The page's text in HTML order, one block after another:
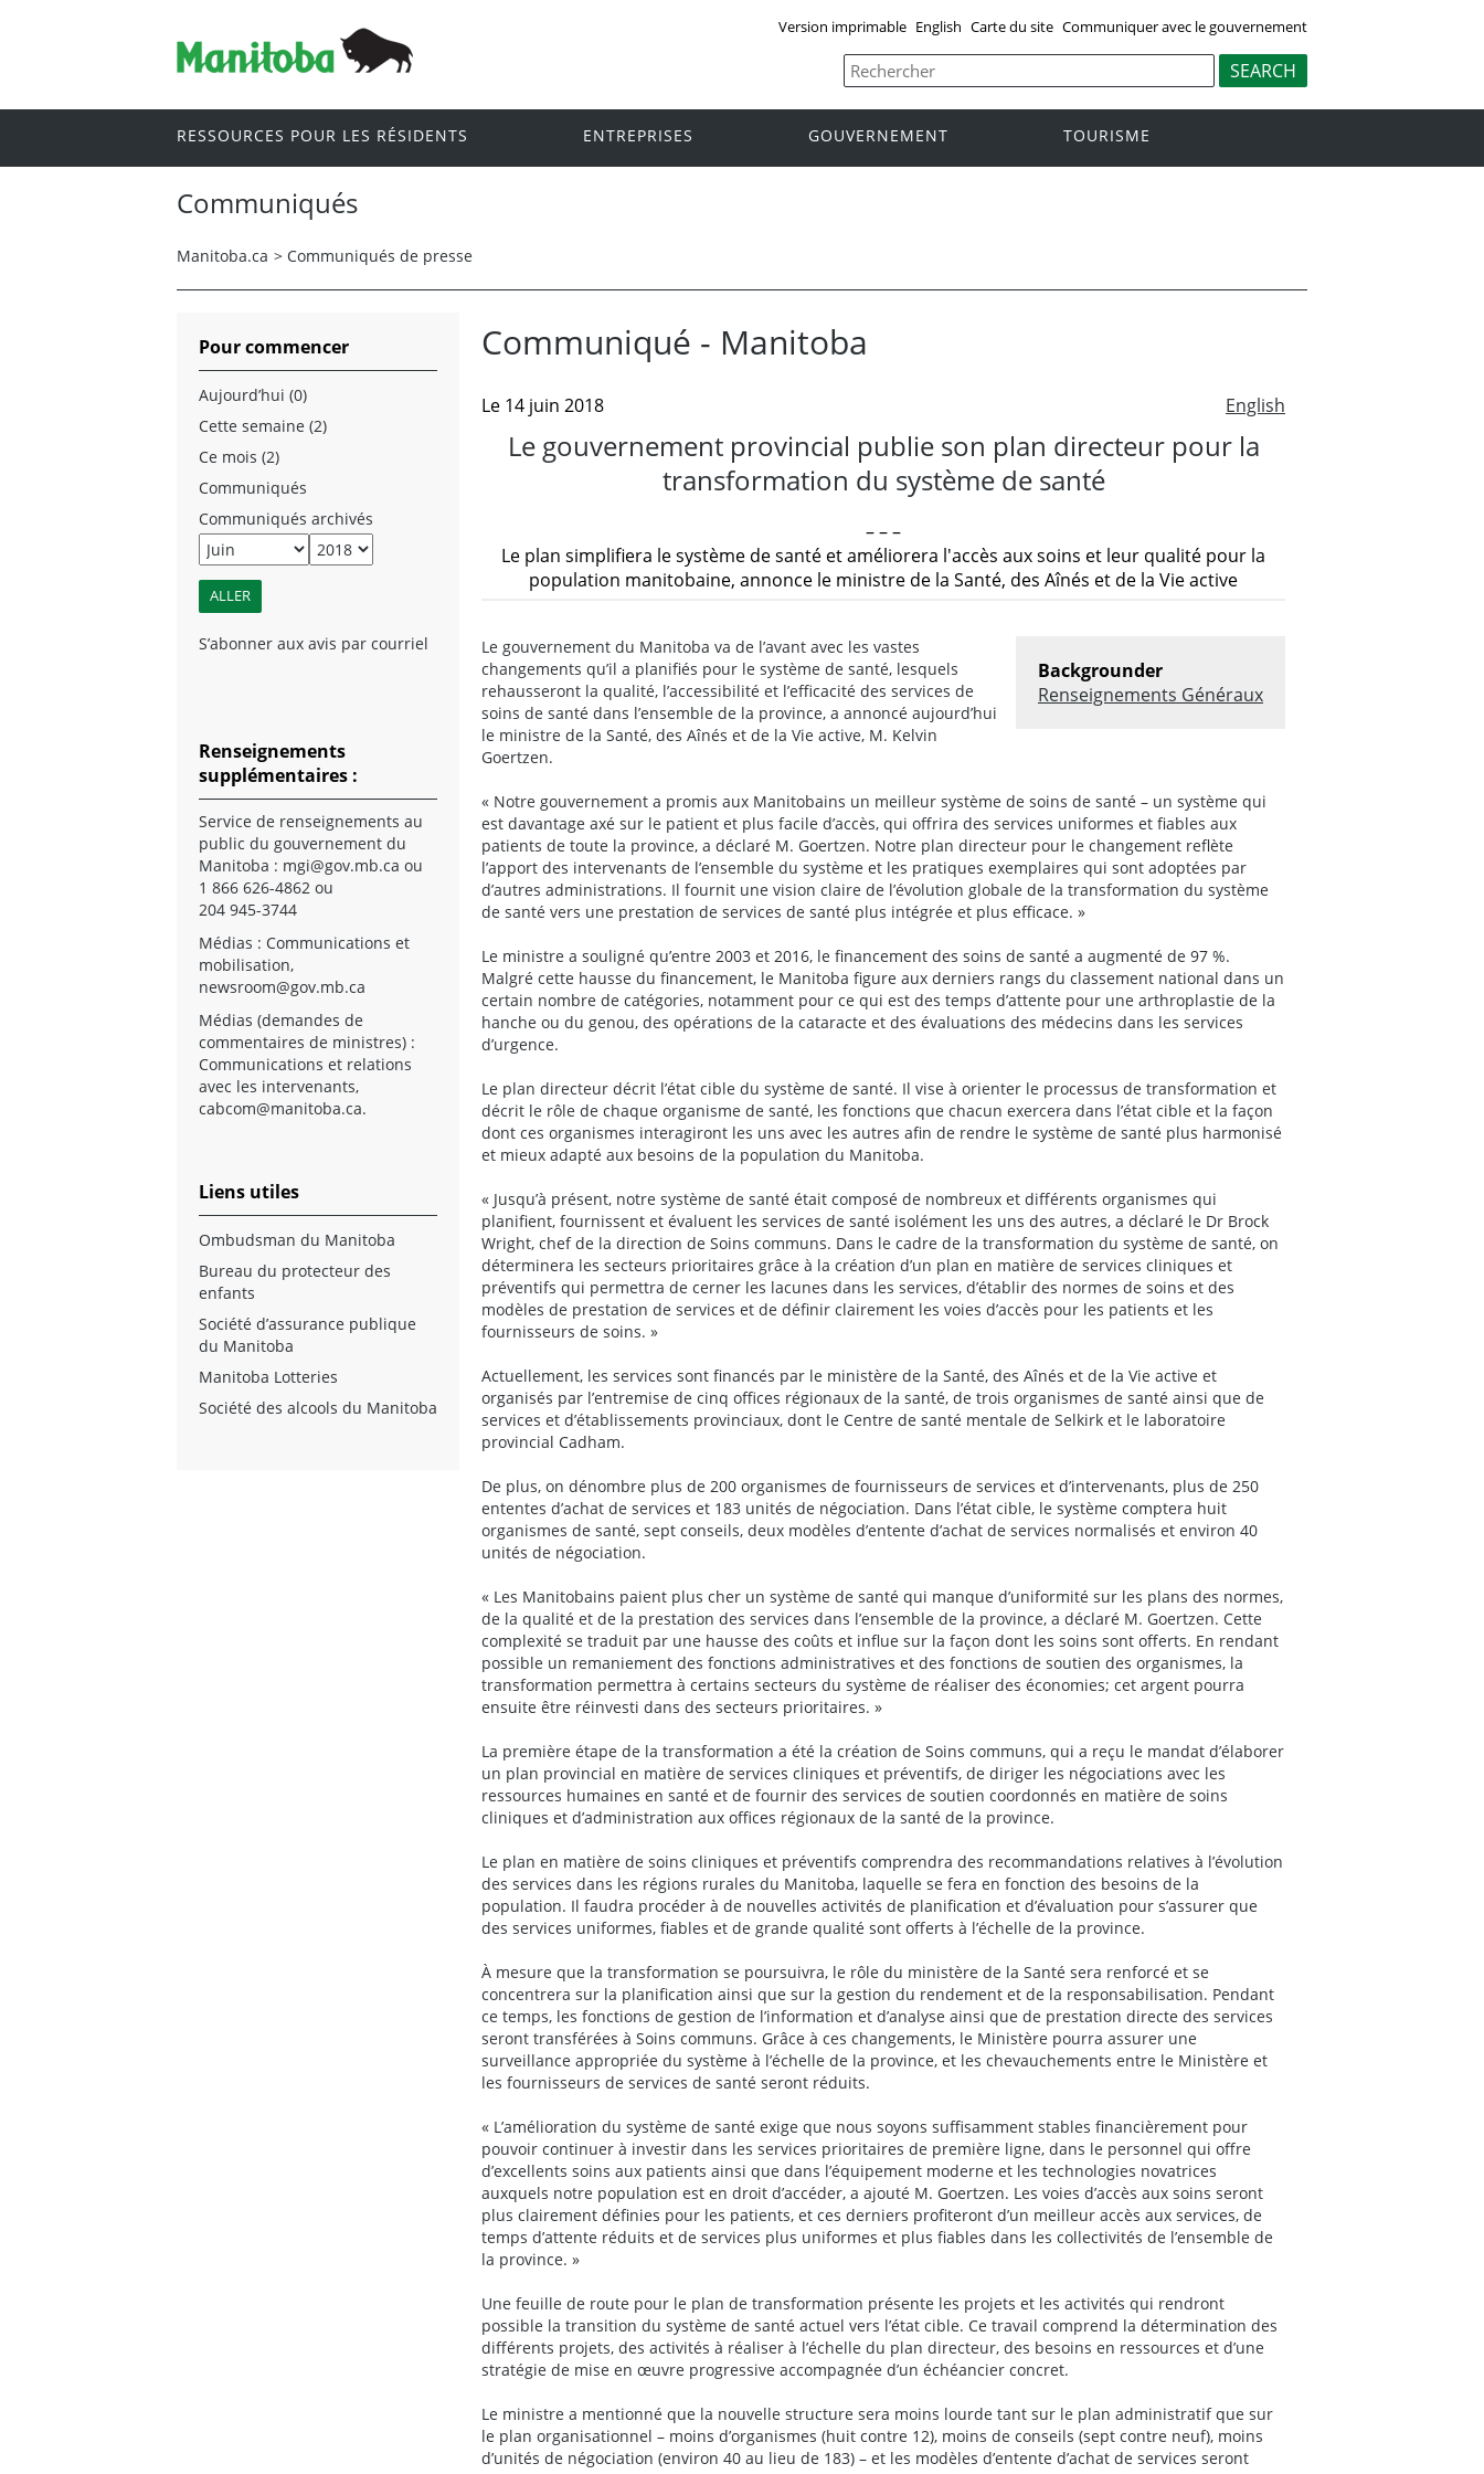
Version imprimable English Carte du site Communiquer avec le gouvernement
RESSOURCES POUR LES RÉSIDENTS ENTREPRISES GOUVERNEMENT TOURISME
Communiqués
Manitoba.ca > Communiqués de presse
Communiqué - Manitoba
English
Le 14 juin 2018
Le gouvernement provincial publie son plan directeur pour la
transformation du système de santé
– – –
Le plan simplifiera le système de santé et améliorera l'accès aux soins et leur qualité pour la
population manitobaine, annonce le ministre de la Santé, des Aînés et de la Vie active
Backgrounder
Renseignements Généraux
Le gouvernement du Manitoba va de l’avant avec les vastes
changements qu’il a planifiés pour le système de santé, lesquels
rehausseront la qualité, l’accessibilité et l’efficacité des services de
soins de santé dans l’ensemble de la province, a annoncé aujourd’hui
le ministre de la Santé, des Aînés et de la Vie active, M. Kelvin
Goertzen.
« Notre gouvernement a promis aux Manitobains un meilleur système de soins de santé – un système qui
est davantage axé sur le patient et plus facile d’accès, qui offrira des services uniformes et fiables aux
patients de toute la province, a déclaré M. Goertzen. Notre plan directeur pour le changement reflète
l’apport des intervenants de l’ensemble du système et les pratiques exemplaires qui sont adoptées par
d’autres administrations. Il fournit une vision claire de l’évolution globale de la transformation du système
de santé vers une prestation de services de santé plus intégrée et plus efficace. »
Le ministre a souligné qu’entre 2003 et 2016, le financement des soins de santé a augmenté de 97 %.
Malgré cette hausse du financement, le Manitoba figure aux derniers rangs du classement national dans un
certain nombre de catégories, notamment pour ce qui est des temps d’attente pour une arthroplastie de la
hanche ou du genou, des opérations de la cataracte et des évaluations des médecins dans les services
d’urgence.
Le plan directeur décrit l’état cible du système de santé. Il vise à orienter le processus de transformation et
décrit le rôle de chaque organisme de santé, les fonctions que chacun exercera dans l’état cible et la façon
dont ces organismes interagiront les uns avec les autres afin de rendre le système de santé plus harmonisé
et mieux adapté aux besoins de la population du Manitoba.
« Jusqu’à présent, notre système de santé était composé de nombreux et différents organismes qui
planifient, fournissent et évaluent les services de santé isolément les uns des autres, a déclaré le Dr Brock
Wright, chef de la direction de Soins communs. Dans le cadre de la transformation du système de santé, on
déterminera les secteurs prioritaires grâce à la création d’un plan en matière de services cliniques et
préventifs qui permettra de cerner les lacunes dans les services, d’établir des normes de soins et des
modèles de prestation de services et de définir clairement les voies d’accès pour les patients et les
fournisseurs de soins. »
Actuellement, les services sont financés par le ministère de la Santé, des Aînés et de la Vie active et
organisés par l’entremise de cinq offices régionaux de la santé, de trois organismes de santé ainsi que de
services et d’établissements provinciaux, dont le Centre de santé mentale de Selkirk et le laboratoire
provincial Cadham.
De plus, on dénombre plus de 200 organismes de fournisseurs de services et d’intervenants, plus de 250
ententes d’achat de services et 183 unités de négociation. Dans l’état cible, le système comptera huit
organismes de santé, sept conseils, deux modèles d’entente d’achat de services normalisés et environ 40
unités de négociation.
« Les Manitobains paient plus cher un système de santé qui manque d’uniformité sur les plans des normes,
de la qualité et de la prestation des services dans l’ensemble de la province, a déclaré M. Goertzen. Cette
complexité se traduit par une hausse des coûts et influe sur la façon dont les soins sont offerts. En rendant
possible un remaniement des fonctions administratives et des fonctions de soutien des organismes, la
transformation permettra à certains secteurs du système de réaliser des économies; cet argent pourra
ensuite être réinvesti dans des secteurs prioritaires. »
La première étape de la transformation a été la création de Soins communs, qui a reçu le mandat d’élaborer
un plan provincial en matière de services cliniques et préventifs, de diriger les négociations avec les
ressources humaines en santé et de fournir des services de soutien coordonnés en matière de soins
cliniques et d’administration aux offices régionaux de la santé de la province.
Le plan en matière de soins cliniques et préventifs comprendra des recommandations relatives à l’évolution
des services dans les régions rurales du Manitoba, laquelle se fera en fonction des besoins de la
population. Il faudra procéder à de nouvelles activités de planification et d’évaluation pour s’assurer que
des services uniformes, fiables et de grande qualité sont offerts à l’échelle de la province.
À mesure que la transformation se poursuivra, le rôle du ministère de la Santé sera renforcé et se
concentrera sur la planification ainsi que sur la gestion du rendement et de la responsabilisation. Pendant
ce temps, les fonctions de gestion de l’information et d’analyse ainsi que de prestation directe des services
seront transférées à Soins communs. Grâce à ces changements, le Ministère pourra assurer une
surveillance appropriée du système à l’échelle de la province, et les chevauchements entre le Ministère et
les fournisseurs de services de santé seront réduits.
« L’amélioration du système de santé exige que nous soyons suffisamment stables financièrement pour
pouvoir continuer à investir dans les services prioritaires de première ligne, dans le personnel qui offre
d’excellents soins aux patients ainsi que dans l’équipement moderne et les technologies novatrices
auxquels notre population est en droit d’accéder, a ajouté M. Goertzen. Les voies d’accès aux soins seront
plus clairement définies pour les patients, et ces derniers profiteront d’un meilleur accès aux services, de
temps d’attente réduits et de services plus uniformes et plus fiables dans les collectivités de l’ensemble de
la province. »
Une feuille de route pour le plan de transformation présente les projets et les activités qui rendront
possible la transition du système de santé actuel vers l’état cible. Ce travail comprend la détermination des
différents projets, des activités à réaliser à l’échelle du plan directeur, des besoins en ressources et d’une
stratégie de mise en œuvre progressive accompagnée d’un échéancier concret.
Le ministre a mentionné que la nouvelle structure sera moins lourde tant sur le plan administratif que sur
le plan organisationnel – moins d’organismes (huit contre 12), moins de conseils (sept contre neuf), moins
d’unités de négociation (environ 40 au lieu de 183) – et les modèles d’entente d’achat de services seront
Pour commencer
Aujourd’hui (0)
Cette semaine (2)
Ce mois (2)
Communiqués
Communiqués archivés
S’abonner aux avis par courriel
Renseignements
supplémentaires :
Service de renseignements au
public du gouvernement du
Manitoba : mgi@gov.mb.ca ou
1 866 626-4862 ou
204 945-3744
Médias : Communications et
mobilisation,
newsroom@gov.mb.ca
Médias (demandes de
commentaires de ministres) :
Communications et relations
avec les intervenants,
cabcom@manitoba.ca.
Liens utiles
Ombudsman du Manitoba
Bureau du protecteur des
enfants
Société d’assurance publique
du Manitoba
Manitoba Lotteries
Société des alcools du Manitoba